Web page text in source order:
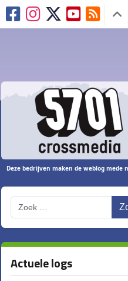
Deze bedrijven maken de weblog mede
Actuele logs